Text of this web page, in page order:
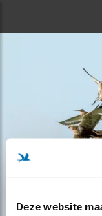
Deze website